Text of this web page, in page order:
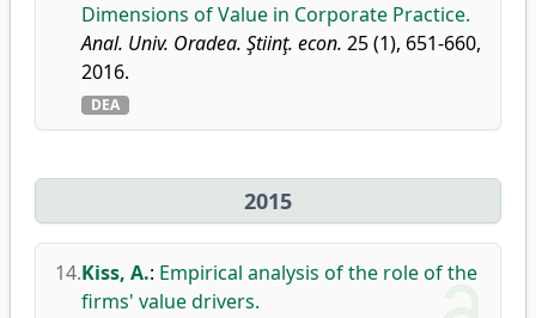
Dimensions of Value in Corporate Practice.
Anal. Univ. Oradea. Ştiinţ. econ. 25 (1), 651-660,
2016.
DEA
2015
14.Kiss, A.: Empirical analysis of the role of the
firms' value drivers.